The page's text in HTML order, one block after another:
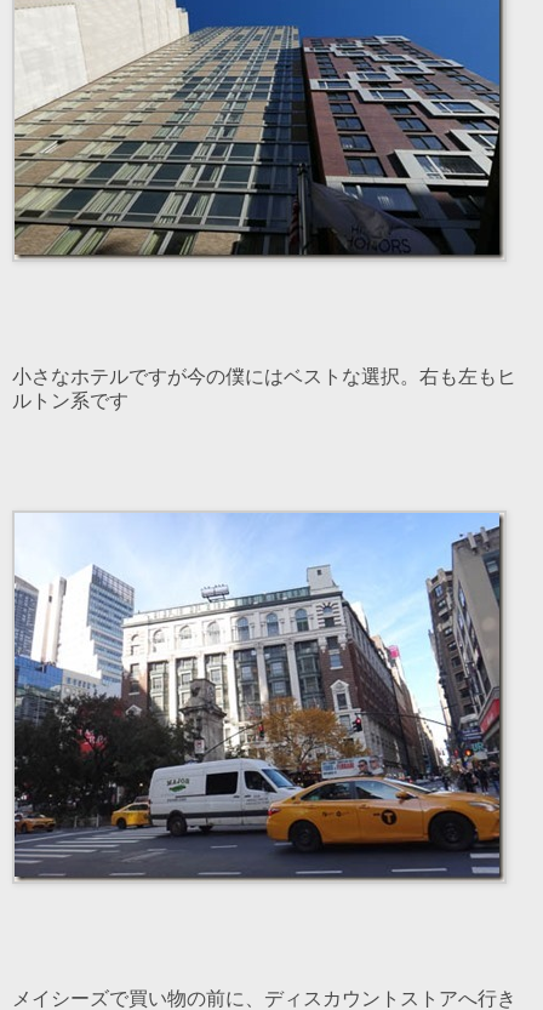
小さなホテルですが今の僕にはベストな選択。右も左もヒ
ルトン系です
メイシーズで買い物の前に、ディスカウントストアへ行き